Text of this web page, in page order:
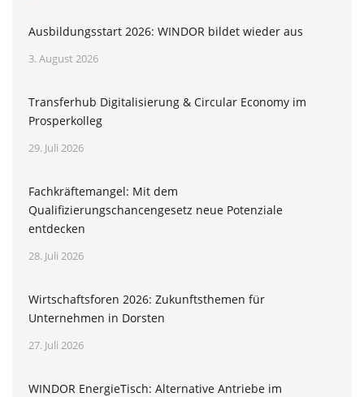
Ausbildungsstart 2026: WINDOR bildet wieder aus
3. August 2026
Transferhub Digitalisierung & Circular Economy im
Prosperkolleg
29. Juli 2026
Fachkräftemangel: Mit dem
Qualifizierungschancengesetz neue Potenziale
entdecken
28. Juli 2026
Wirtschaftsforen 2026: Zukunftsthemen für
Unternehmen in Dorsten
27. Juli 2026
WINDOR EnergieTisch: Alternative Antriebe im